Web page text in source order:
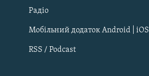
Радіо
Мобільний додаток Android | iOS
RSS / Podcast